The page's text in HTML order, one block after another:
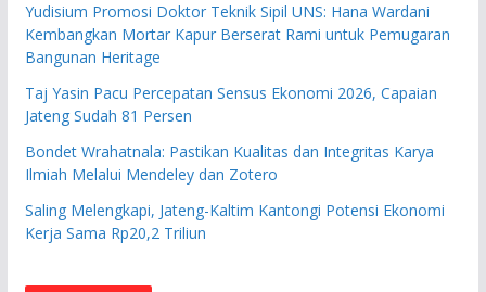
Yudisium Promosi Doktor Teknik Sipil UNS: Hana Wardani
Kembangkan Mortar Kapur Berserat Rami untuk Pemugaran
Bangunan Heritage
Taj Yasin Pacu Percepatan Sensus Ekonomi 2026, Capaian
Jateng Sudah 81 Persen
Bondet Wrahatnala: Pastikan Kualitas dan Integritas Karya
Ilmiah Melalui Mendeley dan Zotero
Saling Melengkapi, Jateng-Kaltim Kantongi Potensi Ekonomi
Kerja Sama Rp20,2 Triliun